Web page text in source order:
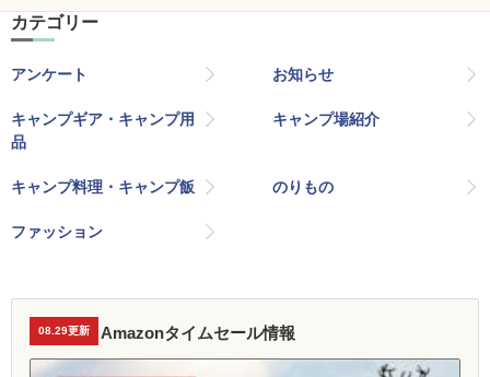
カテゴリー
アンケート お知らせ
キャンプギア・キャンプ用
品
キャンプ場紹介
キャンプ料理・キャンプ飯 のりもの
ファッション
08.29更新 Amazonタイムセール情報